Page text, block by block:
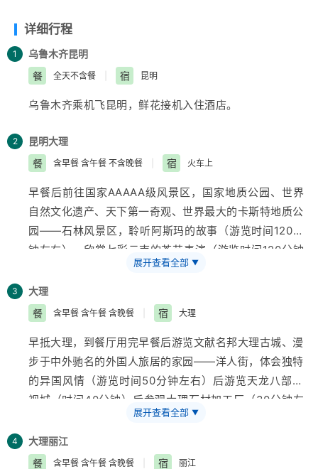
详细行程
1 乌鲁木齐昆明
餐
全天不含餐 宿 昆明
乌鲁木齐乘机飞昆明，鲜花接机入住酒店。
2 昆明大理
餐
含早餐 含午餐 不含晚餐 宿 火车上
早餐后前往国家AAAAA级风景区，国家地质公园、世界
自然文化遗产、天下第一奇观、世界最大的卡斯特地质公
园——石林风景区，聆听阿斯玛的故事（游览时间120分
钟左右），欣赏七彩 云南的茶艺表演（游览时间120分钟
左右），后参观玉石展览馆（景兰或翠玺根据实际情况人
选其一，参观时间60分钟左右），体验云南植物王国的
芬芳精油（恒冠或赛博兴根据实际情况体验时间40分钟
左右）后23:00左右乘火车至大理
展开查看全部 ▼
3
大理
餐
含早餐 含午餐 含晚餐 宿 大理
早抵大理，到餐厅用完早餐后游览文献名邦大理古城、漫
步于中外驰名的外国人旅居的家园——洋人街，体会独特
的异国风情（游览时间50分钟左右）后游览天龙八部影
视城（时间40分钟）后参观大理石材加工厂（30分钟左
右）。参观大理作邑宏祥珠宝店（参观时间30分钟左
右），中餐后游览大理白族爱情圣地——蝴蝶泉公园（游
览时间60分钟左右），后乘洱海游船游览南诏风情岛，
展开查看全部 ▼
4 大理丽江
餐
含早餐 含午餐 含晚餐 宿 丽江